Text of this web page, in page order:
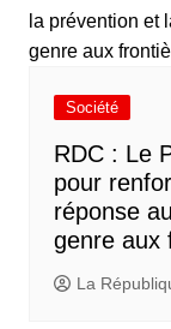
Société
RDC : Le
pour
réponse
genre aux
La